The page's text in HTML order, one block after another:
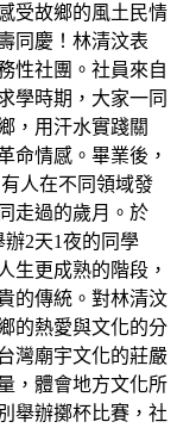
受故鄉的風土民情
同慶！林清汶表
性社團。社員來自
學時期，大家一同
，用汗水實踐關
命情感。畢業後，
人在不同領域發
走過的歲月。於
2天1夜的同學
生更成熟的階段，
的傳統。對林清汶
的熱愛與文化的分
灣廟宇文化的莊嚴
，體會地方文化所
舉辦擲杯比賽，社